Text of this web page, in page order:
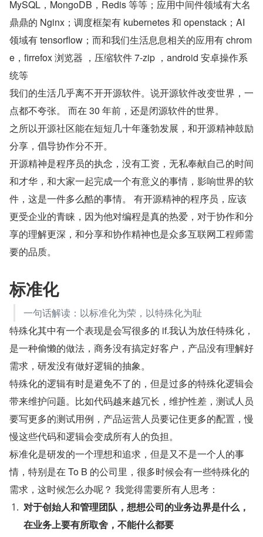
MySQL，MongoDB，Redis 等等；应用中间件领域有大名
鼎鼎的 Nginx；调度框架有 kubernetes 和 openstack；AI
领域有 tensorflow；而和我们生活息息相关的应用有 chrom
e，firrefox 浏览器 ，压缩软件 7-zip ，android 安卓操作系
统等
我们的生活几乎离不开开源软件。说开源软件改变世界，一
点都不夸张。 而在 30 年前，还是闭源软件的世界。
之所以开源社区能在短短几十年蓬勃发展，和开源精神鼓励
分享，倡导协作分不开。
开源精神是程序员的执念，没有工资，无私奉献自己的时间
和才华，和大家一起完成一个有意义的事情，影响世界的软
件，这是一件多么酷的事情。 有开源精神的程序员，应该
更受企业的青睐，因为他对编程是真的热爱，对于协作和分
享的理解更深，和分享和协作精神也是众多互联网工程师需
要的品质。
标准化
一句话解读：以标准化为荣，以特殊化为耻
特殊化其中有一个表现是会写很多的 if.我认为放任特殊化，
是一种偷懒的做法，商务没有搞定好客户，产品没有理解好
需求，研发没有做好逻辑的抽象。
特殊化的逻辑有时是避免不了的，但是过多的特殊化逻辑会
带来维护问题。比如代码越来越冗长，维护性差，测试人员
要写更多的测试用例，产品运营人员要记住更多的配置，慢
慢这些代码和逻辑会变成所有人的负担。
标准化是研发的一个理想和追求，但是又不是一个人的事
情，特别是在 To B 的公司里，很多时候会有一些特殊化的
需求，这时候怎么办呢？ 我觉得需要所有人思考：
对于创始人和管理团队，想想公司的业务边界是什么，
在业务上要有所取舍，不能什么都要